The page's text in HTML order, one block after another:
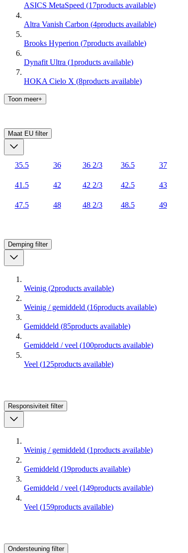
ASICS MetaSpeed (17products available)
Altra Vanish Carbon (4products available)
Brooks Hyperion (7products available)
Dynafit Ultra (1products available)
HOKA Cielo X (8products available)
Toon meer+
Maat EU filter
35.5 36 36 2/3 36.5 37
41.5 42 42 2/3 42.5 43
47.5 48 48 2/3 48.5 49
Demping filter
Weinig (2products available)
Weinig / gemiddeld (16products available)
Gemiddeld (85products available)
Gemiddeld / veel (100products available)
Veel (125products available)
Responsiviteit filter
Weinig / gemiddeld (1products available)
Gemiddeld (19products available)
Gemiddeld / veel (149products available)
Veel (159products available)
Ondersteuning filter